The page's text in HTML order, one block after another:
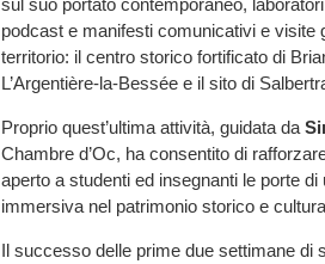
podcast e manifesti comunicativi e visite
territorio: il centro storico fortificato di
L’Argentière-la-Bessée e il sito di
Proprio quest’ultima attività, guidata da
Chambre d’Oc, ha consentito di
aperto a studenti ed insegnanti le porte
immersiva nel patrimonio storico e
Il successo delle prime due settimane di